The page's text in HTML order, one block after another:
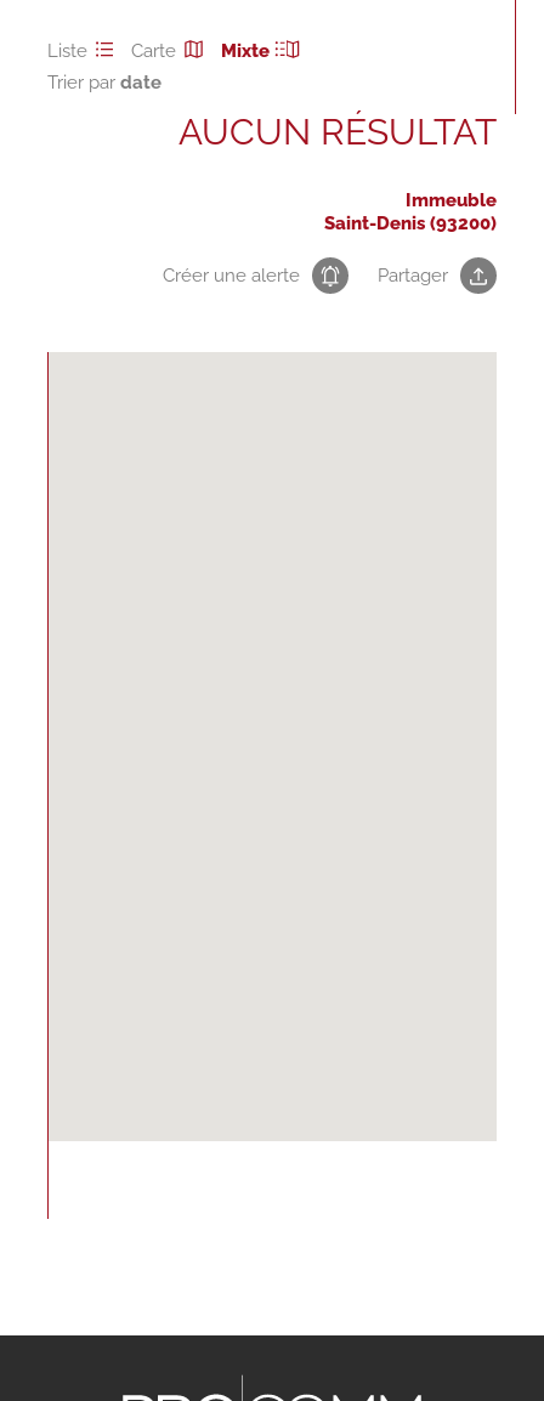
Liste Carte
Mixte
Trier par
AUCUN RÉSULTAT
Immeuble
Saint-Denis (93200)
Créer une alerte Partager